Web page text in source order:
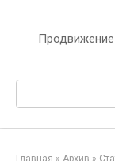
контентуПродвижение
Главная » Архив »